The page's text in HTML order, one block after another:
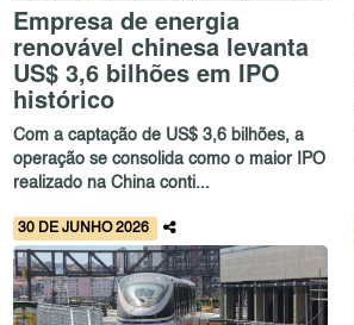
Empresa de energia
renovável chinesa levanta
US$ 3,6 bilhões em IPO
histórico
Com a captação de US$ 3,6 bilhões, a
operação se consolida como o maior IPO
realizado na China conti...
30 DE JUNHO 2026